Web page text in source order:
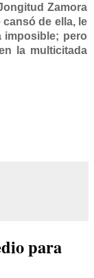
Zamora
de ella, le
imposible; pero
la multicitada
para